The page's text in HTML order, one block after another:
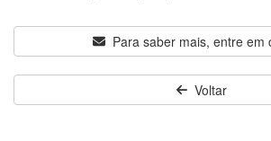
Para saber mais, entre em
Voltar